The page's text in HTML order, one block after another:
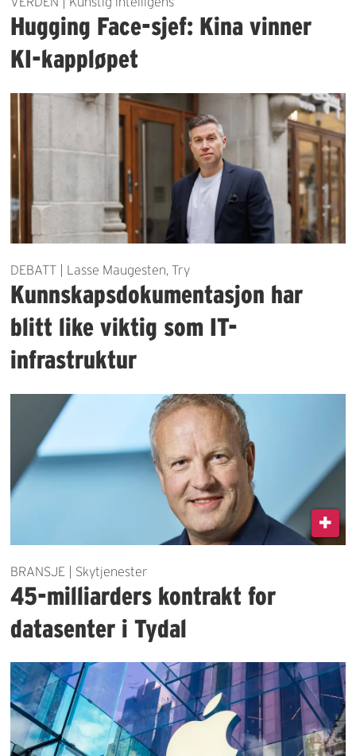
Hugging Face-sjef: Kina vinner
KI-kappløpet
DEBATT | Lasse Maugesten, Try
Kunnskapsdokumentasjon har
blitt like viktig som IT-
infrastruktur
BRANSJE | Skytjenester
45-milliarders kontrakt for
datasenter i Tydal